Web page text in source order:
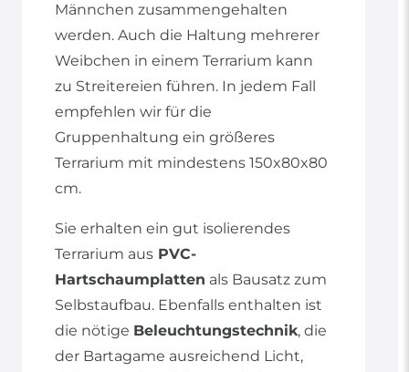
Männchen zusammengehalten
werden. Auch die Haltung mehrerer
Weibchen in einem Terrarium kann
zu Streitereien führen. In jedem Fall
empfehlen wir für die
Gruppenhaltung ein größeres
Terrarium mit mindestens 150x80x80
cm.
Sie erhalten ein gut isolierendes
Terrarium aus PVC-
Hartschaumplatten als Bausatz zum
Selbstaufbau. Ebenfalls enthalten ist
die nötige Beleuchtungstechnik, die
der Bartagame ausreichend Licht,